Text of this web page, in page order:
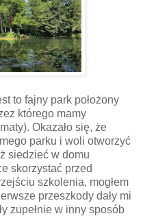
to fajny park położony
którego mamy
Okazało się, że
parku i woli otworzyć
siedzieć w domu
skorzystać przed
szkolenia, mogłem
przeszkody dały mi
zupełnie w inny sposób